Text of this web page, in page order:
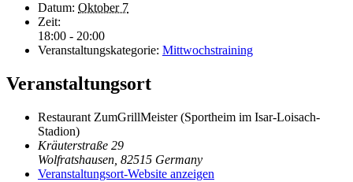
Datum: Oktober 7
Zeit:
18:00 - 20:00
Veranstaltungskategorie: Mittwochstraining
Veranstaltungsort
Restaurant ZumGrillMeister (Sportheim im Isar-Loisach-
Stadion)
Kräuterstraße 29
Wolfratshausen 82515 Germany
Veranstaltungsort-Website anzeigen